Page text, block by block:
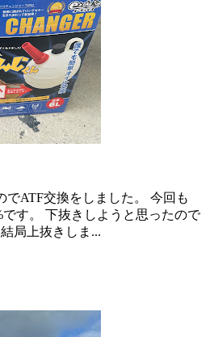
でATF交換をしました。 今回も
です。 下抜きしようと思ったので
局上抜きしま...